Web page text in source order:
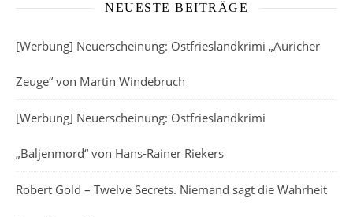
NEUESTE BEITRÄGE
[Werbung] Neuerscheinung: Ostfrieslandkrimi „Auricher
Zeuge“ von Martin Windebruch
[Werbung] Neuerscheinung: Ostfrieslandkrimi
„Baljenmord“ von Hans-Rainer Riekers
Robert Gold – Twelve Secrets. Niemand sagt die Wahrheit